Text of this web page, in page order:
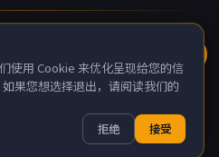
开发者：广州蚂侠网络技术有限
使用 Cookie 来优化呈现给您的信
果您想选择退出，请阅读我们的
拒绝 接受